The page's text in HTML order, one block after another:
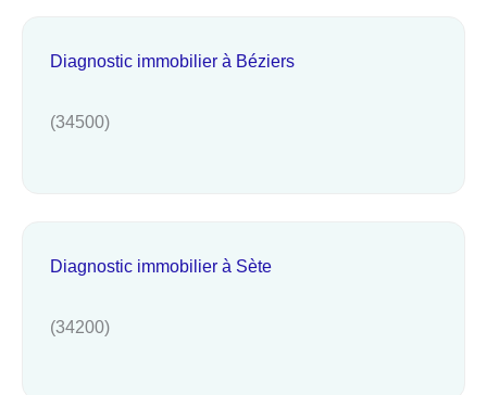
Diagnostic immobilier à Béziers
(34500)
Diagnostic immobilier à Sète
(34200)